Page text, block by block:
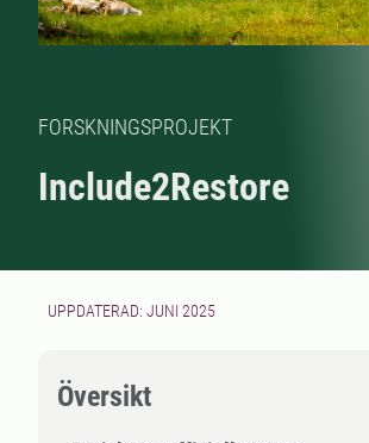
FORSKNINGSPROJEKT
Include2Restore
UPPDATERAD: JUNI 2025
Översikt